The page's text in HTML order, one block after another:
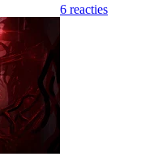
6 reacties